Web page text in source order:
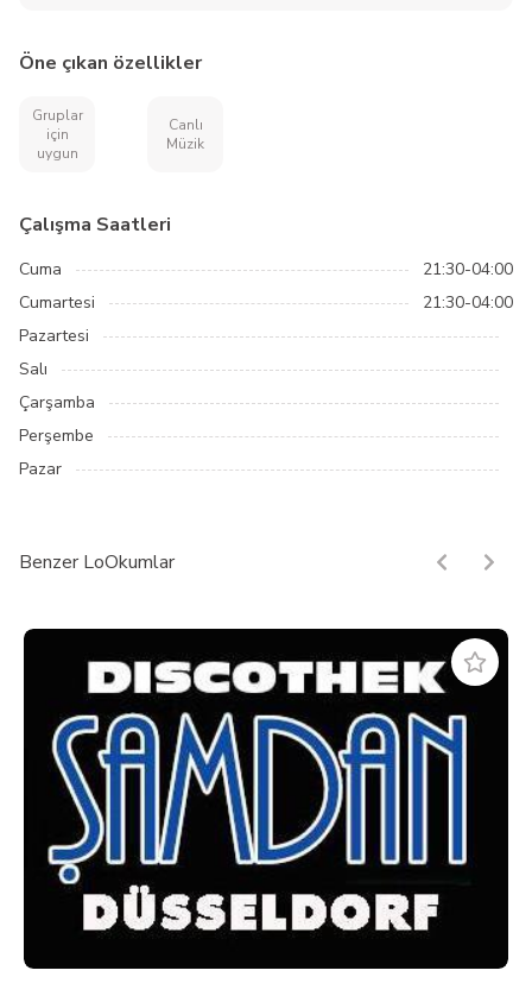
Öne çıkan özellikler
Gruplar
için
uygun
Canlı
Müzik
Çalışma Saatleri
Cuma
21:30-04:00
Cumartesi
21:30-04:00
Pazartesi
Salı
Çarşamba
Perşembe
Pazar
Benzer LoOkumlar